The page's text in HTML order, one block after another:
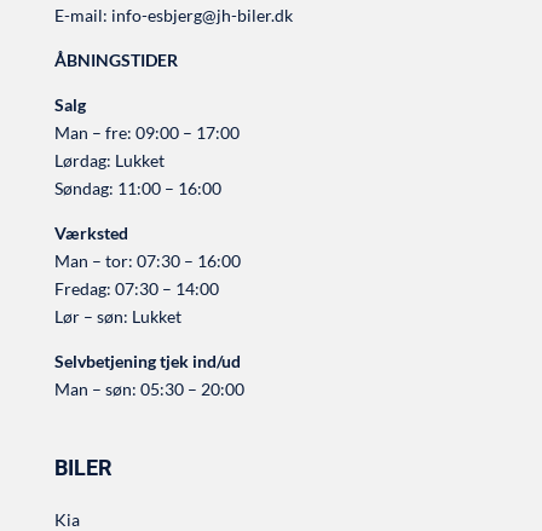
E-mail: info-esbjerg@jh-biler.dk
ÅBNINGSTIDER
Salg
Man – fre: 09:00 – 17:00
Lørdag: Lukket
Søndag: 11:00 – 16:00
Værksted
Man – tor: 07:30 – 16:00
Fredag: 07:30 – 14:00
Lør – søn: Lukket
Selvbetjening tjek ind/ud
Man – søn: 05:30 – 20:00
BILER
Kia